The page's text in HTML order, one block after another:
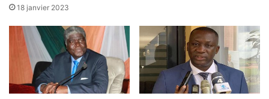
18 janvier 2023